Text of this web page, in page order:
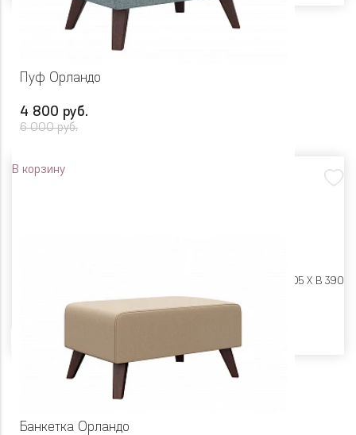
Пуф Орландо
4 800 руб.
6 000 руб.
В корзину
Ш 605 X Г 405 X В 390
Банкетка Орландо